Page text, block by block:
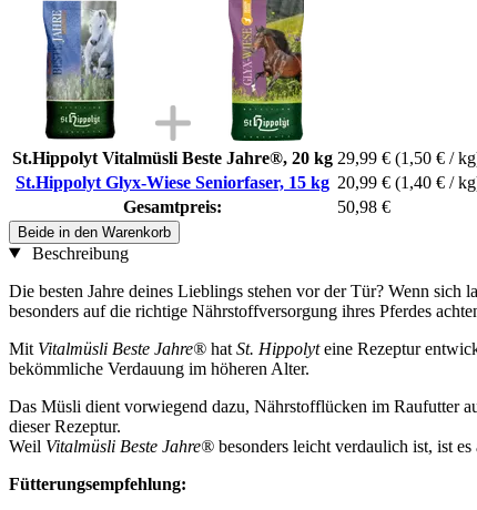
St.Hippolyt Vitalmüsli Beste Jahre®, 20 kg 29,99 € (1,50 € /
St.Hippolyt Glyx-Wiese Seniorfaser, 15 kg 20,99 € (1,40 € /
Gesamtpreis:
50,98 €
Beide in den Warenkorb
Beschreibung
Die besten Jahre deines Lieblings stehen vor der Tür? Wenn sich
besonders auf die richtige Nährstoffversorgung ihres Pferdes
Mit Vitalmüsli Beste Jahre® hat St. Hippolyteine Rezeptur
bekömmliche Verdauung im höheren Alter.
Das Müsli dient vorwiegend dazu, Nährstofflücken im Raufutter
dieser Rezeptur.
Weil Vitalmüsli Beste Jahre® besonders leicht verdaulich ist, ist
Fütterungsempfehlung: